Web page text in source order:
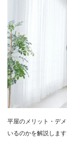
平屋のメリット・デ
いるのかを解説します